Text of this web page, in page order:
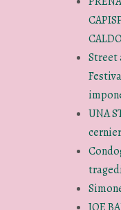
Street
UNA
JOE